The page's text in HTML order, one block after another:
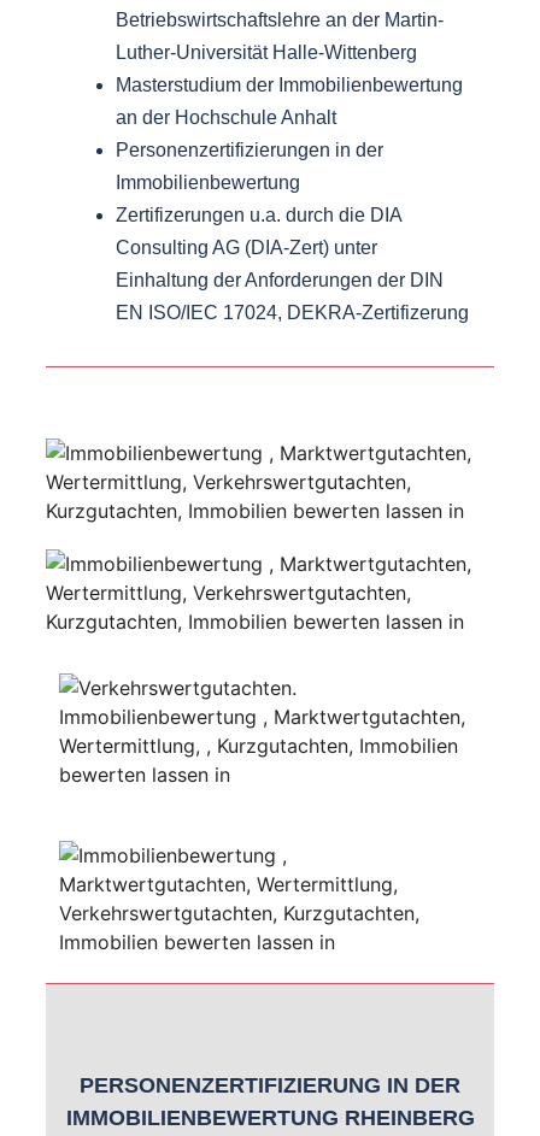
Betriebswirtschaftslehre an der Martin-
Luther-Universität Halle-Wittenberg
Masterstudium der Immobilienbewertung
an der Hochschule Anhalt
Personenzertifizierungen in der
Immobilienbewertung
Zertifizerungen u.a. durch die DIA
Consulting AG (DIA-Zert) unter
Einhaltung der Anforderungen der DIN
EN ISO/IEC 17024, DEKRA-Zertifizerung
PERSONENZERTIFIZIERUNG IN DER
IMMOBILIENBEWERTUNG RHEINBERG